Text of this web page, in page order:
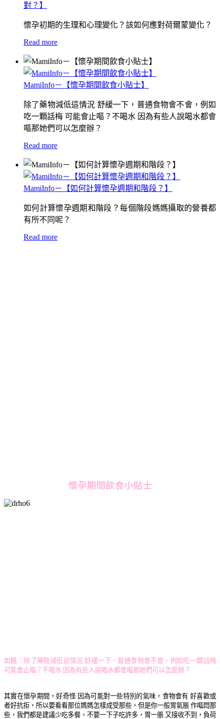
對？】
懷孕初期的生理和心理變化？該如何應對荷爾蒙變化？
Read more
MamiInfo－【懷孕期間飲食小貼士】
除了藥物減低這情況 舒緩一下，普通食物會不會，例如
吃一顆話梅 可能會止嘔？不喝水 因為有些人說喝水都會
嘔那她們可以怎麼辦？
Read more
MamiInfo－【如何計算懷孕週期和階段？】
如何計算懷孕週期和階段？每個階段媽媽攝取的營養都
有所不同呢？
Read more
懷孕期間飲食小貼士
如楓： 除了藥物減低這情況 舒緩一下，普通食物會不會，例如吃一顆話梅
可能會止嘔？不喝水 因為有些人說喝水都會嘔那她們可以怎麼辦？
其實在懷孕期間，好奇怪 因為可能對一些特別的氣味，食物會有 好喜歡或
者好抗拒，所以要看看那位媽媽怎樣成受那些，但是你一般胃氣脹 作嘔悶那
些，我們都是建議少吃多餐，不要一下子吃許多，胃一脹 又接收不到，負荷